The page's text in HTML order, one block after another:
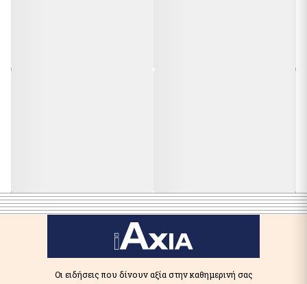
Οι ειδήσεις που δίνουν αξία στην καθημερινή σας